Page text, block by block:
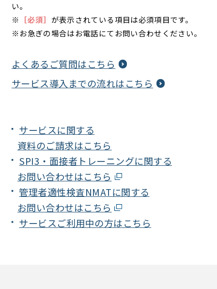
い。
※ ［必須］ が表示されている項目は必須項目です。
※お急ぎの場合はお電話にてお問い合わせください。
よくあるご質問はこちら
サービス導入までの流れはこちら
サービスに関する
資料のご請求はこちら
SPI3・面接者トレーニングに関する
お問い合わせはこちら
管理者適性検査NMATに関する
お問い合わせはこちら
サービスご利用中の方はこちら